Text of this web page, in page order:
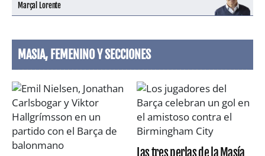
Marçal Lorente
MASIA, FEMENINO Y SECCIONES
Las tres perlas de la Masía